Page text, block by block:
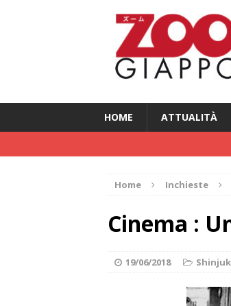
HOME ATTUALITÀ
Home Inchieste
Cinema :
19/06/2018